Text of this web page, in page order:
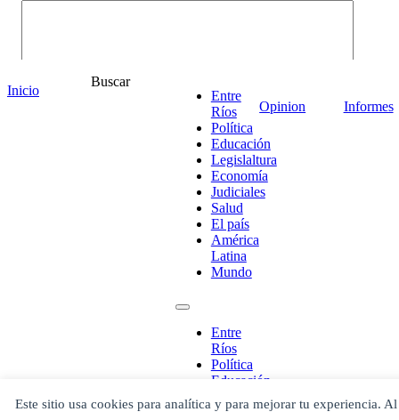
Este sitio usa cookies para analítica y para mejorar tu experiencia. Al
Inicio
Buscar
Entre
Ríos
Política
Educación
Legislaltura
Economía
Judiciales
Salud
El país
América
Latina
Mundo
Entre
Ríos
Política
Educación
Legislaltura
Economía
Opinion Informes
¡Ponete en contacto!
Escribe aquí abajo lo que desees buscar
Buscar